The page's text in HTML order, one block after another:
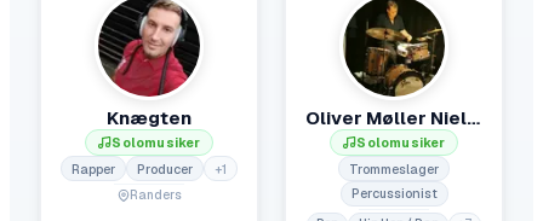
Knægten
Solomusiker
Rapper
Producer +1
Randers
Oliver Møller Nielsen
Solomusiker
Trommeslager
Percussionist